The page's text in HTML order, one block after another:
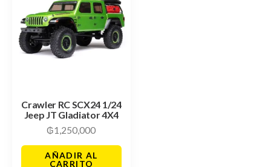
Crawler RC SCX24 1/24
Jeep JT Gladiator 4X4
₲1,250,000
AÑADIR AL
CARRITO